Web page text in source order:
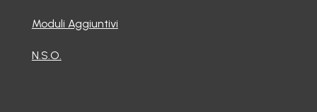
Moduli Aggiuntivi
N.S.O.